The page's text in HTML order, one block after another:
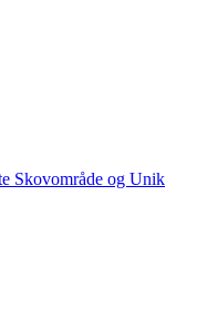
Skovområde og Unik